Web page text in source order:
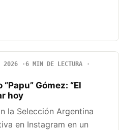
2026
6 MIN DE LECTURA
Gómez: “El
hoy
la Selección Argentina
en Instagram en un